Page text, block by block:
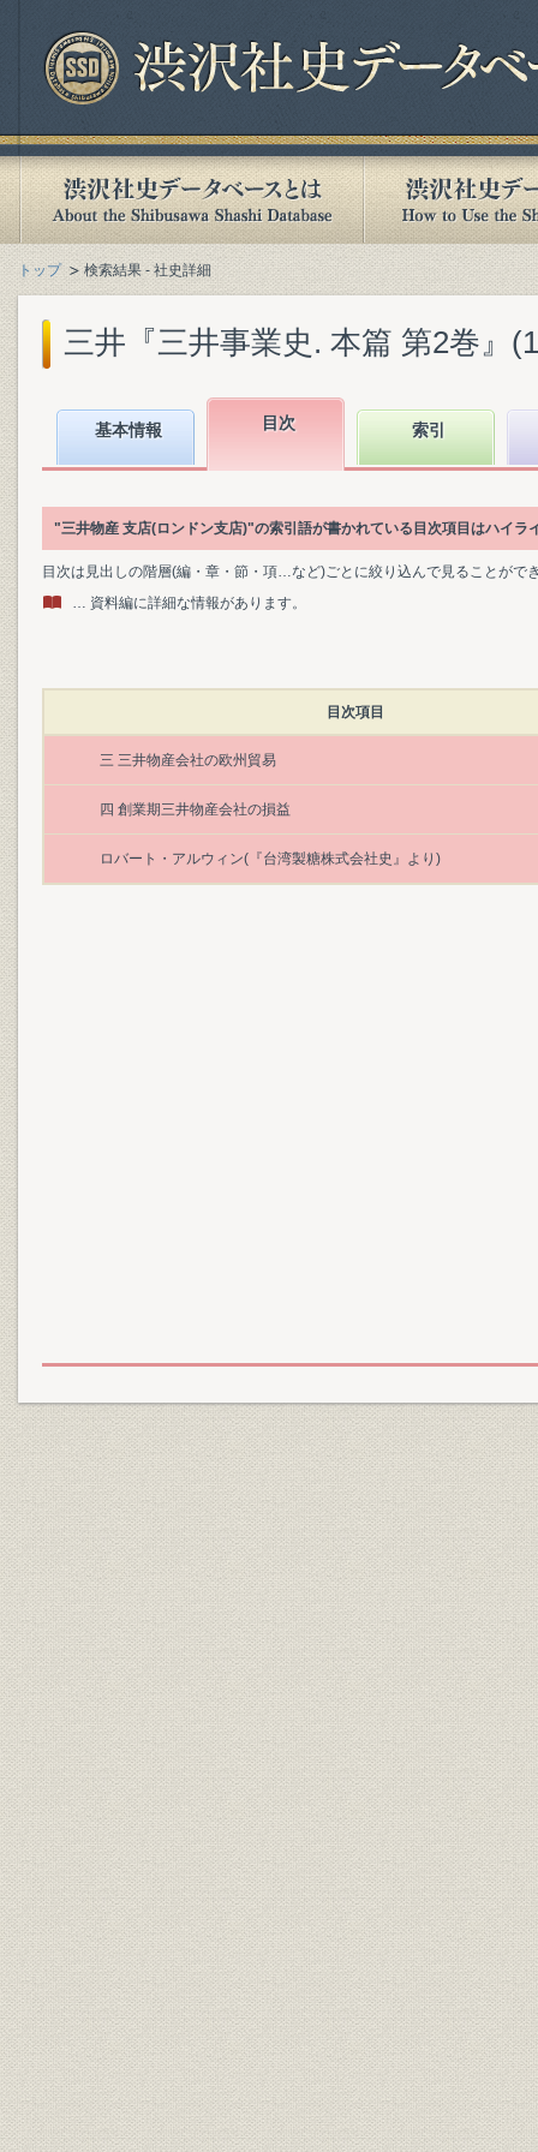
トップ 検索結果 - 社史詳細
三井『三井事業史. 本篇 第2巻』
基本情報 目次 索引
"三井物産 支店(ロンドン支店)"の索引語が書かれている目次項目はハイラ
目次は見出しの階層(編・章・節・項…など)ごとに絞り込んで見ることがで
… 資料編に詳細な情報があります。
目次項目
三 三井物産会社の欧州貿易
四 創業期三井物産会社の損益
ロバート・アルウィン(『台湾製糖株式会社史』より)